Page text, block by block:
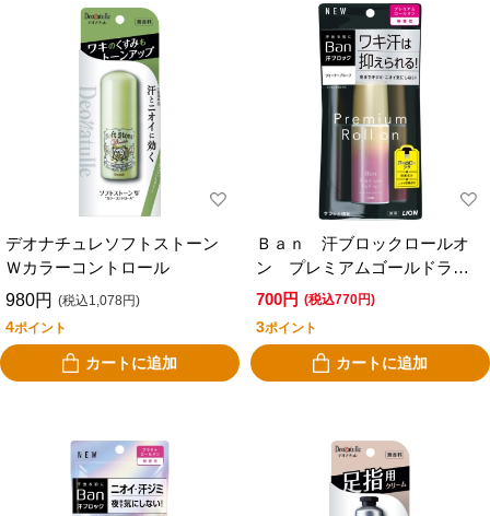
デオナチュレソフトストーン
Ｗカラーコントロール
980円 (税込1,078円)
4ポイント
カートに追加
Ｂａｎ 汗ブロックロールオ
ン プレミアムゴールドラベ
ル 無香性 ４０ｍｌ
700円 (税込770円)
3ポイント
カートに追加